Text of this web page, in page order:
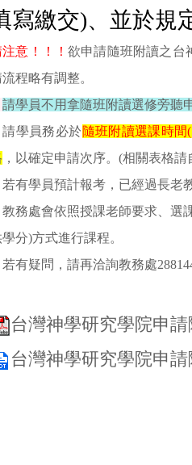
寫繳交)、並於規
注意！！！欲申請隨班附讀之台
程略有調整。
請學員不用拿隨班附讀選修旁聽
請學員務必於隨班附讀選課時
，以確定申請次序。(相關表格請
若有學員預計報考，已經過長老
教務處會依照授課老師要求、
分)方式進行課程。
若有疑問，請再洽詢教務處
台灣神學研究學院申
台灣神學研究學院申